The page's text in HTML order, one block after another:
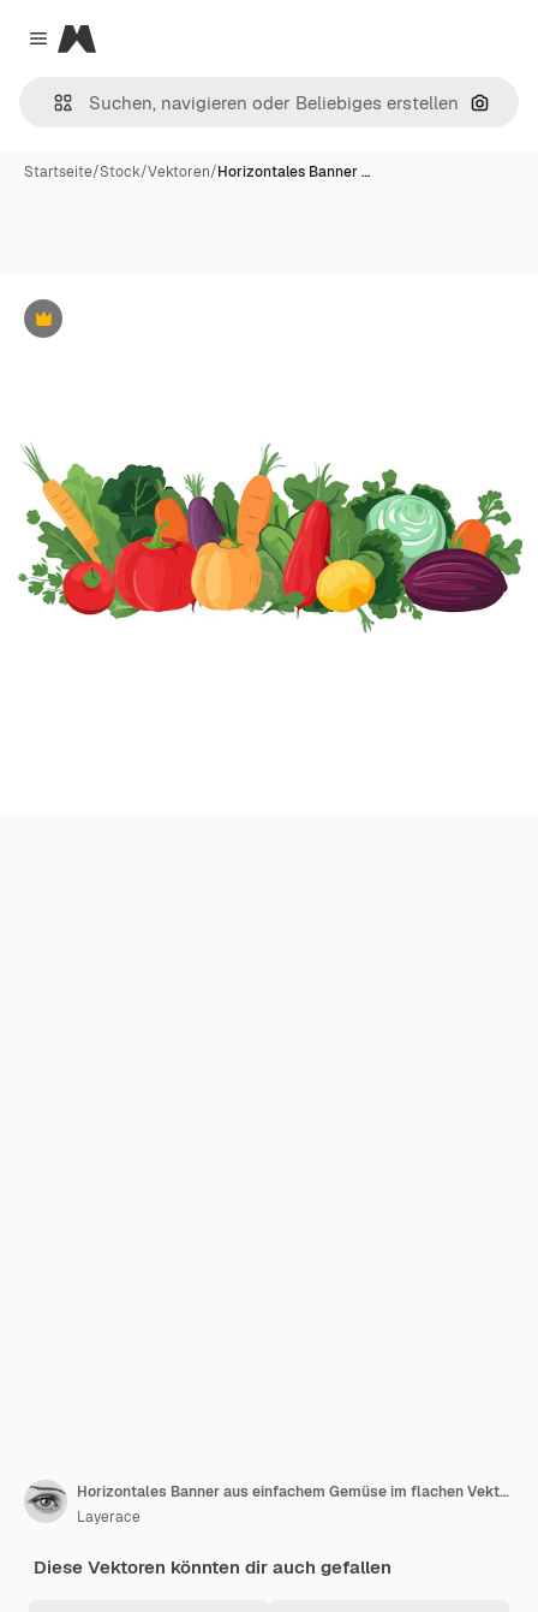
Close menu
Magnific
Nach
Startseite/Stock/Vektoren/Horizontales Banner …
Premium
Horizontales Banner aus einfachem Gemüse im flachen Vektorstil auf weißem Hintergrund
Layerace
Diese Vektoren könnten dir auch gefallen